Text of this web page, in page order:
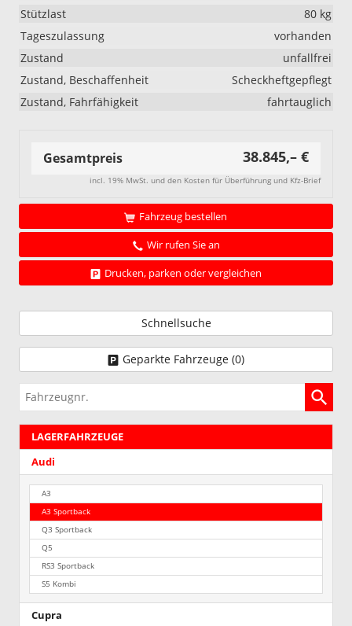
Stützlast
80 kg
Tageszulassung
vorhanden
Zustand
unfallfrei
Zustand, Beschaffenheit
Scheckheftgepflegt
Zustand, Fahrfähigkeit
fahrtauglich
Gesamtpreis 38.845,– €
incl. 19% MwSt. und den Kosten für Überführung und Kfz-Brief
Fahrzeug bestellen
Wir rufen Sie an
Drucken, parken oder vergleichen
Schnellsuche
Geparkte Fahrzeuge (0)
Fahrzeugnr.
LAGERFAHRZEUGE
Audi
A3
A3 Sportback
Q3 Sportback
Q5
RS3 Sportback
S5 Kombi
Cupra